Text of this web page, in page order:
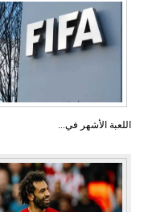
اللعبة الأشهر في...